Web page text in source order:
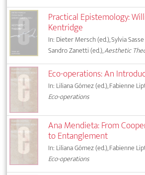
Practical Epistemology:
Kentridge
In: Dieter Mersch (ed.), Sylvia
Sandro Zanetti (ed.),Aesthetic
Eco-operations: An
In: Liliana Gómez (ed.), Fabienne
Eco-operations
Ana Mendieta: From
to Entanglement
In: Liliana Gómez (ed.), Fabienne
Eco-operations